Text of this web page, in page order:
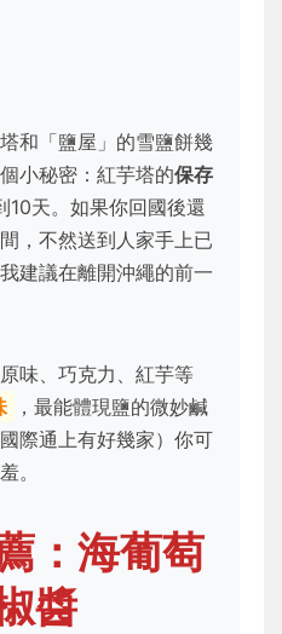
和「鹽屋」的雪鹽餅幾
小秘密：紅芋塔的保存
10天。如果你回國後還
，不然送到人家手上已
建議在離開沖繩的前一
味、巧克力、紅芋等
，最能體現鹽的微妙鹹
際通上有好幾家）你可
。
：海葡萄
醬